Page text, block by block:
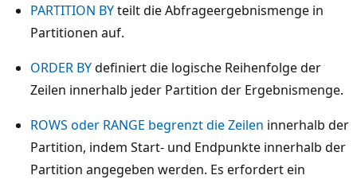
PARTITION BYteilt die Abfrageergebnismenge in
Partitionen auf.
ORDER BYdefiniert die logische Reihenfolge der
Zeilen innerhalb jeder Partition der Ergebnismenge.
ROWS oder RANGE begrenzt die Zeilen innerhalb der
Partition, indem Start- und Endpunkte innerhalb der
Partition angegeben werden. Es erfordert ein